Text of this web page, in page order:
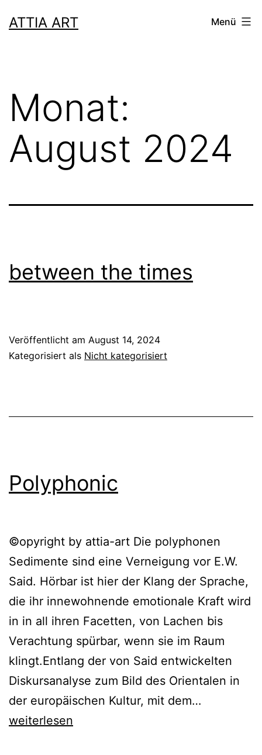
Inhalt
ATTIA ART Menü
Monat:
August 2024
between the times
Veröffentlicht am August 14, 2024
Kategorisiert als Nicht kategorisiert
Polyphonic
©opyright by attia-art Die polyphonen
Sedimente sind eine Verneigung vor E.W.
Said. Hörbar ist hier der Klang der Sprache,
die ihr innewohnende emotionale Kraft wird
in in all ihren Facetten, von Lachen bis
Verachtung spürbar, wenn sie im Raum
klingt.Entlang der von Said entwickelten
Diskursanalyse zum Bild des Orientalen in
der europäischen Kultur, mit dem…
weiterlesen